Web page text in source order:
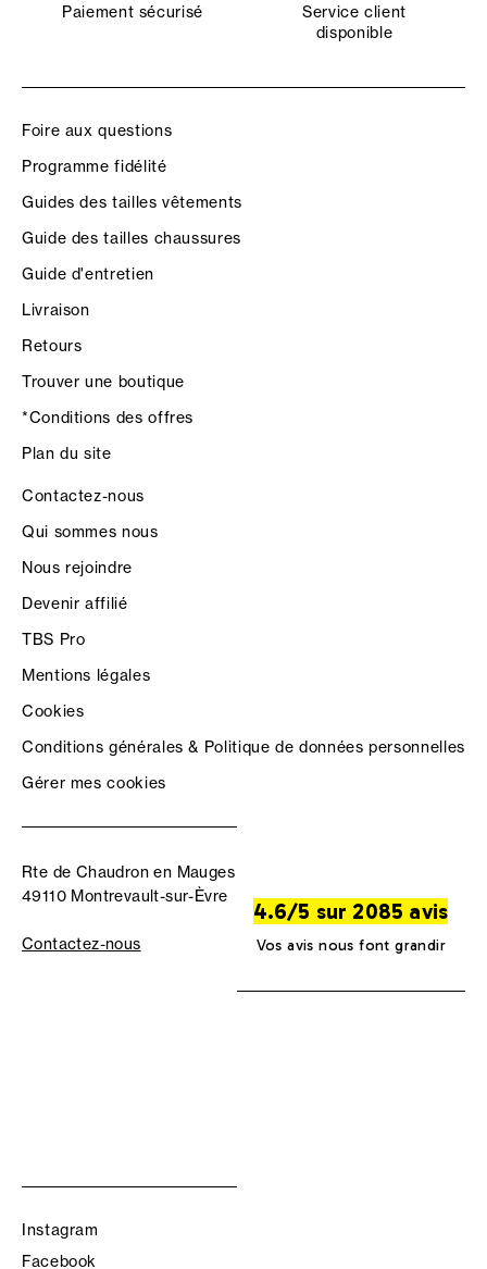
Paiement sécurisé
Service client
disponible
Foire aux questions
Programme fidélité
Guides des tailles vêtements
Guide des tailles chaussures
Guide d'entretien
Livraison
Retours
Trouver une boutique
*Conditions des offres
Plan du site
Contactez-nous
Qui sommes nous
Nous rejoindre
Devenir affilié
TBS Pro
Mentions légales
Cookies
Conditions générales & Politique de données personnelles
Gérer mes cookies
Rte de Chaudron en Mauges
49110 Montrevault-sur-Èvre
Contactez-nous
4.6/5 sur 2085 avis
Vos avis nous font grandir
Instagram
Facebook